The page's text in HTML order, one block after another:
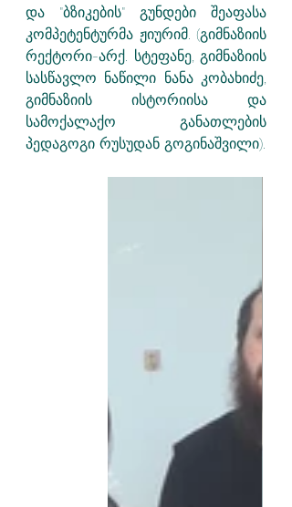
და "ბზიკების" გუნდები შეაფასა
კომპეტენტურმა ჟიურიმ. (გიმნაზიის
რექტორი-არქ. სტეფანე, გიმნაზიის
სასწავლო ნაწილი ნანა კობახიძე,
გიმნაზიის ისტორიისა და
სამოქალაქო განათლების